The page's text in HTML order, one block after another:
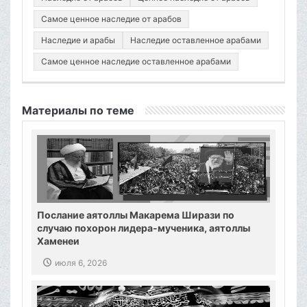
Самое ценное наследие от арабов
Наследие и арабы Наследие оставленное арабами
Самое ценное наследие оставленное арабами
Материалы по теме
Послание аятоллы Макарема Ширази по
случаю похорон лидера-мученика, аятоллы
Хаменеи
июля 6, 2026